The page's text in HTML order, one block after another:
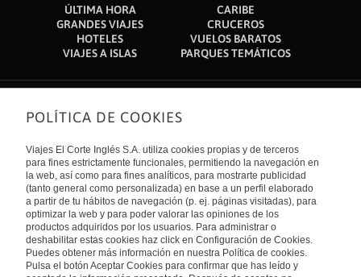
ÚLTIMA HORA
CARIBE
GRANDES VIAJES
CRUCEROS
HOTELES
VUELOS BARATOS
VIAJES A ISLAS
PARQUES TEMÁTICOS
Sobre nosotros
Quiénes somos
Financiación
Sostenibilidad
Turismo accesible
Tarjeta El Corte Inglés
Trabaja con nosotros
El Corte Inglés
Canal Ético
Enlaces de interés
Guías de viaje
Catálogos
Auto check-in
Condiciones Generales
Política de privacidad
Política de cookies
Accesibilidad
Internacional
España
POLÍTICA DE COOKIES
Viajes El Corte Inglés S.A. utiliza cookies propias y de terceros
para fines estrictamente funcionales, permitiendo la navegación en
la web, así como para fines analíticos, para mostrarte publicidad
(tanto general como personalizada) en base a un perfil elaborado
a partir de tu hábitos de navegación (p. ej. páginas visitadas), para
optimizar la web y para poder valorar las opiniones de los
productos adquiridos por los usuarios. Para administrar o
deshabilitar estas cookies haz click en Configuración de Cookies.
Puedes obtener más información en nuestra Política de cookies.
Pulsa el botón Aceptar Cookies para confirmar que has leído y